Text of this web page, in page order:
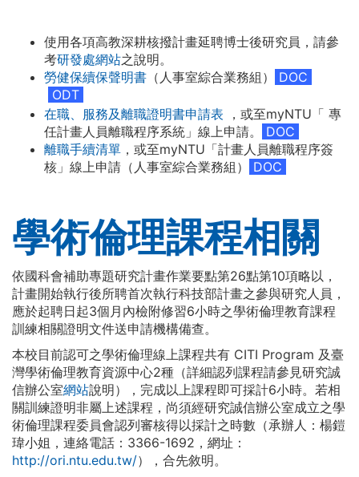
使用各項高教深耕核撥計畫延聘博士後研究員，請參
考研發處網站之說明。
勞健保續保聲明書 （人事室綜合業務組）
DOC
ODT
在職、服務及離職證明書申請表 ，或至myNTU「 專
任計畫人員離職程序系統」線上申請。
DOC
離職手續清單 ，或至myNTU「計畫人員離職程序簽
核」線上申請（人事室綜合業務組）
DOC
學術倫理課程相關
依國科會補助專題研究計畫作業要點第26點第10項略以，
計畫開始執行後所聘首次執行科技部計畫之參與研究人員，
應於起聘日起3個月內檢附修習6小時之學術倫理教育課程
訓練相關證明文件送申請機構備查。
本校目前認可之學術倫理線上課程共有 CITI Program 及臺
灣學術倫理教育資源中心2種（詳細認列課程請參見研究誠
信辦公室網站說明），完成以上課程即可採計6小時。若相
關訓練證明非屬上述課程，尚須經研究誠信辦公室成立之學
術倫理課程委員會認列審核得以採計之時數（承辦人：楊鎧
瑋小姐，連絡電話：3366-1692，網址：
http://ori.ntu.edu.tw/），合先敘明。